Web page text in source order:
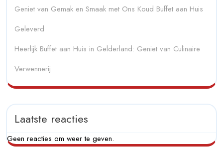
Geniet van Gemak en Smaak met Ons Koud Buffet aan Huis
Geleverd
Heerlijk Buffet aan Huis in Gelderland: Geniet van Culinaire
Verwennerij
Laatste reacties
Geen reacties om weer te geven.